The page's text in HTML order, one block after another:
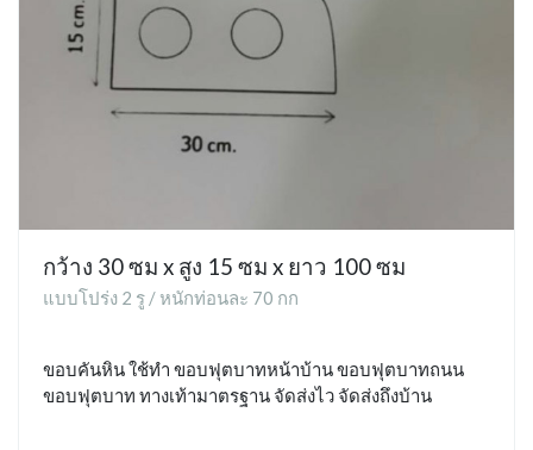
กว้าง 30 ซม x สูง 15 ซม x ยาว 100 ซม
แบบโปร่ง 2 รู / หนักท่อนละ 70 กก
ขอบคันหิน ใช้ทำ ขอบฟุตบาทหน้าบ้าน ขอบฟุตบาทถนน
ขอบฟุตบาท ทางเท้ามาตรฐาน จัดส่งไว จัดส่งถึงบ้าน